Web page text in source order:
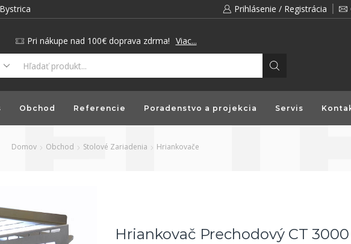
Prihlásenie / Registrácia
Pri nákupe nad 100€ doprava zdrma! Viac...
Obchod Referencie Poradenstvo a projekcia Servis
Domov Obchod Stolové Zariadenia Hriankovače
Hriankovač Prechodový CT